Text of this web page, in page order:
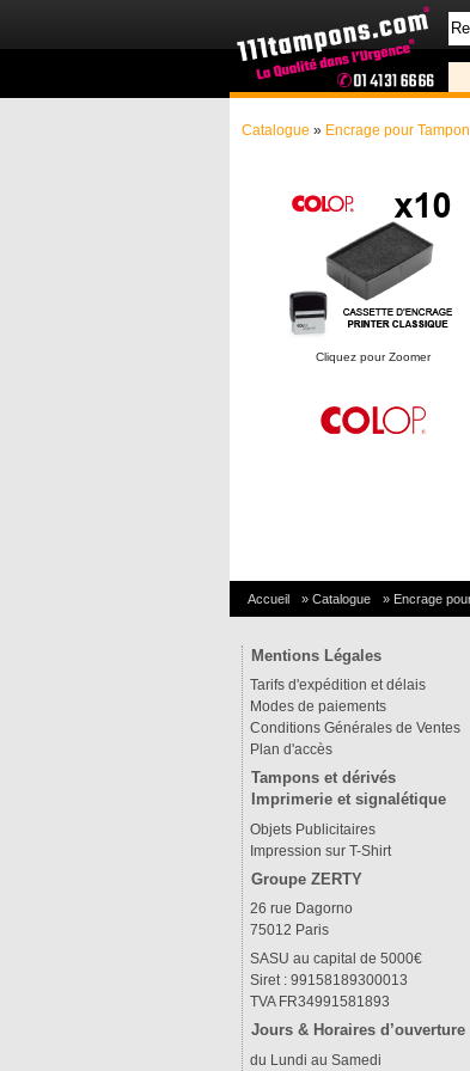
Catalogue » Encrage pour Tampon
Cliquez pour Zoomer
Accueil » Catalogue » Encrage
Mentions Légales
Tarifs d'expédition et délais
Modes de paiements
Conditions Générales de Ventes
Plan d'accès
Tampons et dérivés
Imprimerie et signalétique
Objets Publicitaires
Impression sur T-Shirt
Groupe ZERTY
26 rue Dagorno
75012 Paris
SASU au capital de 5000€
Siret : 99158189300013
TVA FR34991581893
Jours & Horaires d’ouverture
du Lundi au Samedi